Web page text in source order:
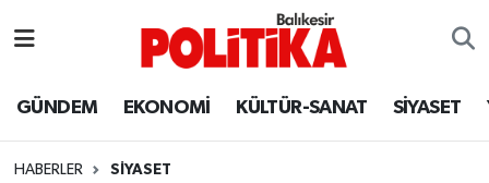
GÜNDEM EKONOMİ KÜLTÜR-SANAT SİYASET
HABERLER SİYASET
Ayvalık
Balıkesir Hava Durumu